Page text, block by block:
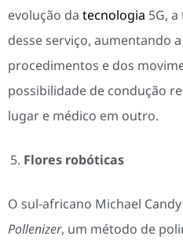
evolução da tecnologia 5G,
desse serviço, aumentando
procedimentos e dos
possibilidade de condução
lugar e médico em outro.
Flores robóticas
O sul-africano Michael
Pollenizer, um método de